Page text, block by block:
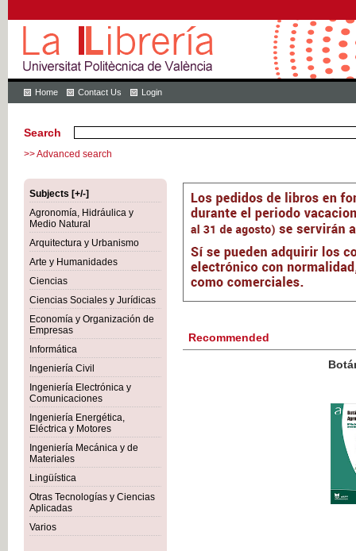
Home Contact Us Login
Search
>> Advanced search
Subjects [+/-]
Agronomía, Hidráulica y
Medio Natural
Arquitectura y Urbanismo
Arte y Humanidades
Ciencias
Ciencias Sociales y Jurídicas
Economía y Organización de
Empresas
Informática
Ingeniería Civil
Ingeniería Electrónica y
Comunicaciones
Ingeniería Energética,
Eléctrica y Motores
Ingeniería Mecánica y de
Materiales
Lingüística
Otras Tecnologías y Ciencias
Aplicadas
Varios
Recommended
VAT